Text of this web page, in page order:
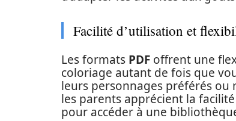
Facilité d’utilisation et
Les formats PDF offrent une
coloriage autant de fois que
leurs personnages préférés ou
les parents apprécient la
pour accéder à une